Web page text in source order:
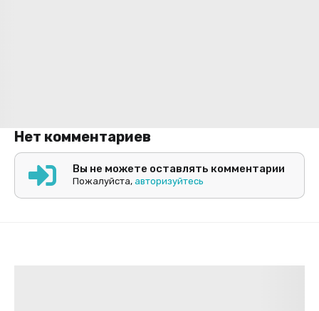
Нет комментариев
Вы не можете оставлять комментарии
Пожалуйста, авторизуйтесь